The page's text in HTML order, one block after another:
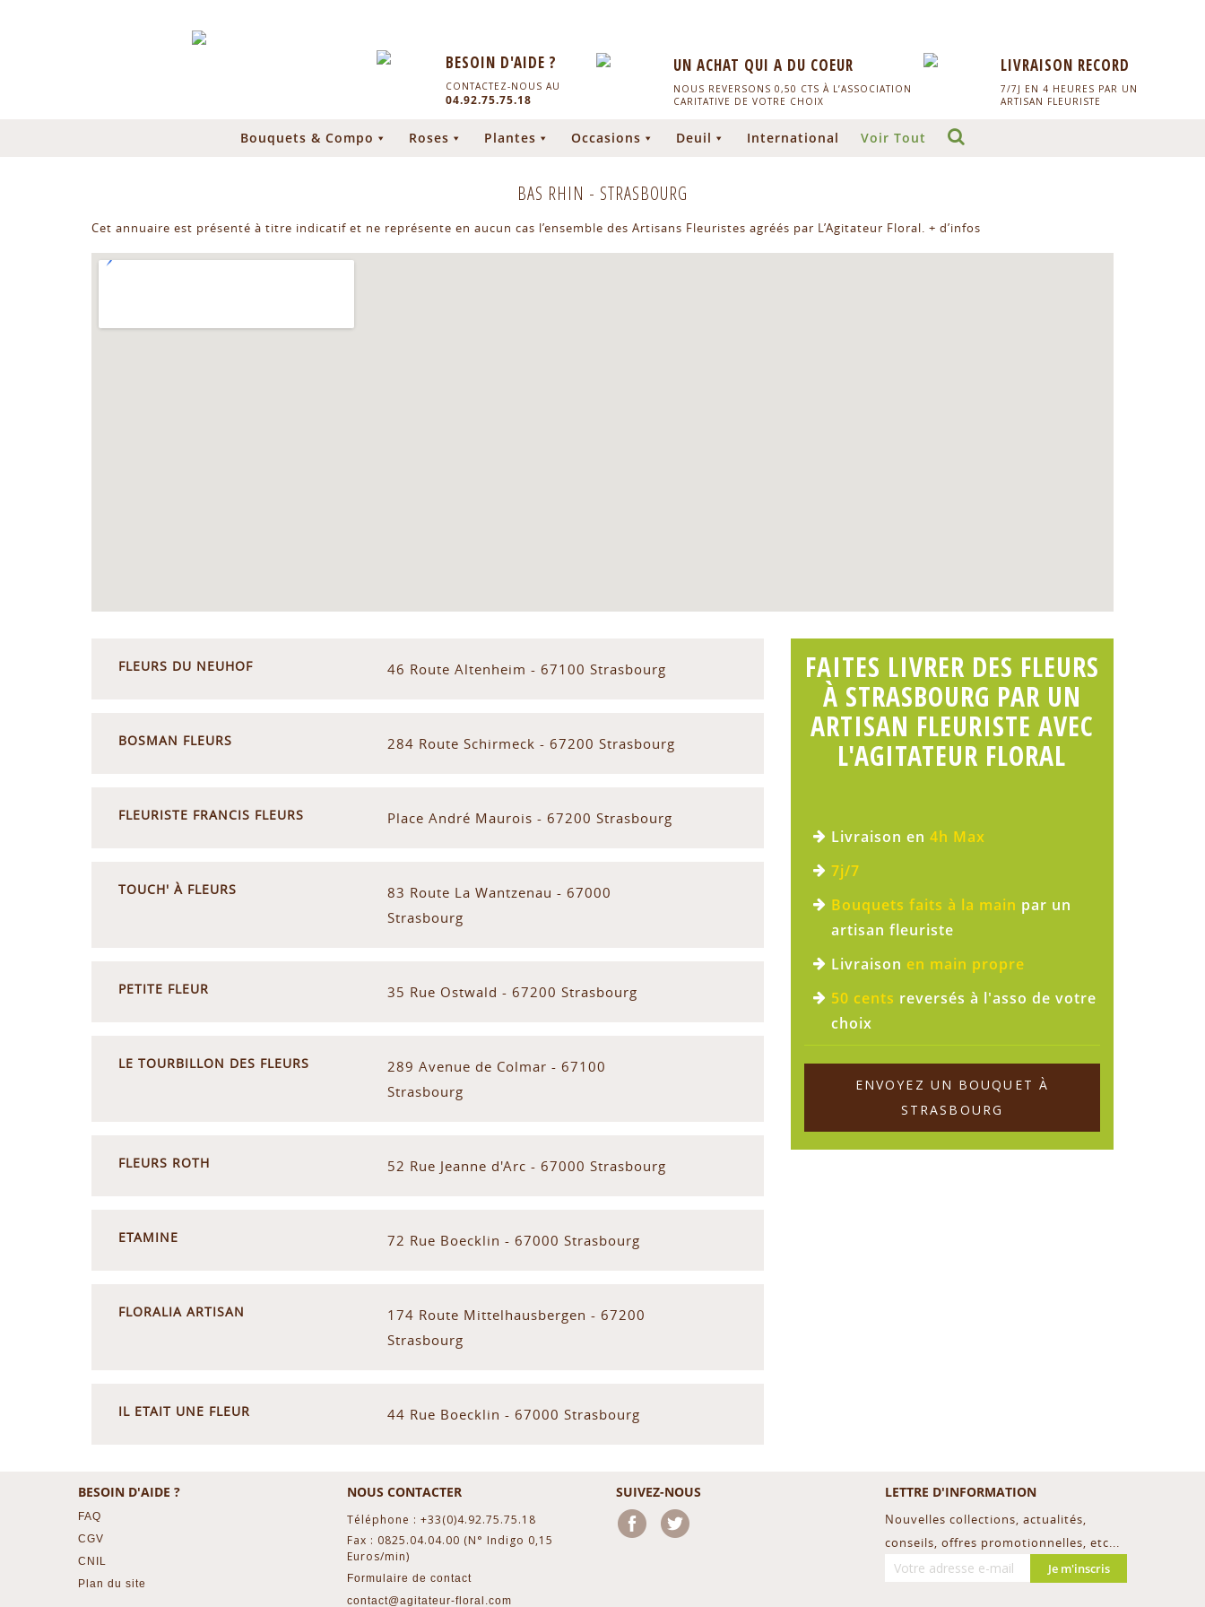
BESOIN D'AIDE ?
CONTACTEZ-NOUS AU
04.92.75.75.18
UN ACHAT QUI A DU COEUR
NOUS REVERSONS 0,50 CTS À L’ASSOCIATION
CARITATIVE DE VOTRE CHOIX
LIVRAISON RECORD
7/7J EN 4 HEURES PAR UN
ARTISAN FLEURISTE
Bouquets & Compo Roses Plantes Occasions Deuil International Voir Tout
BAS RHIN - STRASBOURG
Cet annuaire est présenté à titre indicatif et ne représente en aucun cas l’ensemble des Artisans Fleuristes agréés par L’Agitateur Floral. + d’infos
FLEURS DU NEUHOF 46 Route Altenheim - 67100 Strasbourg
BOSMAN FLEURS 284 Route Schirmeck - 67200 Strasbourg
FLEURISTE FRANCIS FLEURS Place André Maurois - 67200 Strasbourg
TOUCH' À FLEURS
83 Route La Wantzenau - 67000
Strasbourg
PETITE FLEUR 35 Rue Ostwald - 67200 Strasbourg
LE TOURBILLON DES FLEURS
289 Avenue de Colmar - 67100
Strasbourg
FLEURS ROTH 52 Rue Jeanne d'Arc - 67000 Strasbourg
ETAMINE 72 Rue Boecklin - 67000 Strasbourg
FLORALIA ARTISAN
174 Route Mittelhausbergen - 67200
Strasbourg
IL ETAIT UNE FLEUR 44 Rue Boecklin - 67000 Strasbourg
FAITES LIVRER DES FLEURS
À STRASBOURG PAR UN
ARTISAN FLEURISTE AVEC
L'AGITATEUR FLORAL
Livraison en 4h Max
7j/7
Bouquets faits à la main par un
artisan fleuriste
Livraison en main propre
50 cents reversés à l'asso de votre
choix
ENVOYEZ UN BOUQUET À
STRASBOURG
BESOIN D'AIDE ?
FAQ
CGV
CNIL
Plan du site
NOUS CONTACTER
Téléphone : +33(0)4.92.75.75.18
Fax : 0825.04.04.00 (N° Indigo 0,15
Euros/min)
Formulaire de contact
contact@agitateur-floral.com
SUIVEZ-NOUS
Facebook
LETTRE D'INFORMATION
Nouvelles collections, actualités,
conseils, offres promotionnelles, etc...
Je m'inscris